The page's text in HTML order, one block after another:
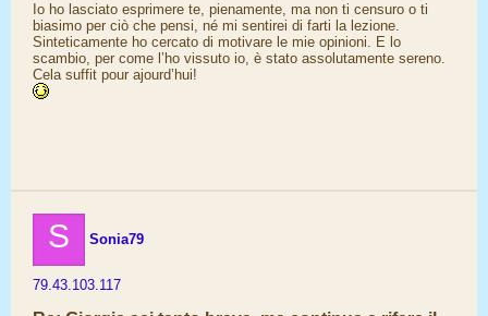
Io ho lasciato esprimere te, pienamente, ma non ti censuro o ti
biasimo per ciò che pensi, né mi sentirei di farti la lezione.
Sinteticamente ho cercato di motivare le mie opinioni. E lo
scambio, per come l’ho vissuto io, è stato assolutamente sereno.
Cela suffit pour ajourd’hui!
S Sonia79
79.43.103.117